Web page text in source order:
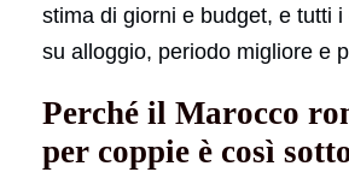
stima di giorni e budget, e tutti
su alloggio, periodo migliore e
Perché il Marocco
per coppie è così